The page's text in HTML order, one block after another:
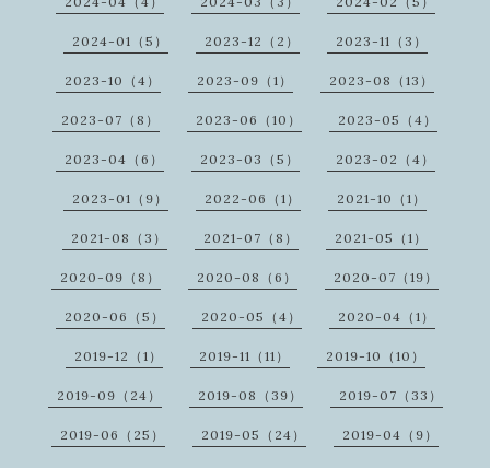
2024-01（5） 2023-12（2） 2023-11（3）
2023-10（4） 2023-09（1） 2023-08（13）
2023-07（8） 2023-06（10） 2023-05（4）
2023-04（6） 2023-03（5） 2023-02（4）
2023-01（9） 2022-06（1） 2021-10（1）
2021-08（3） 2021-07（8） 2021-05（1）
2020-09（8） 2020-08（6） 2020-07（19）
2020-06（5） 2020-05（4） 2020-04（1）
2019-12（1） 2019-11（11） 2019-10（10）
2019-09（24） 2019-08（39） 2019-07（33）
2019-06（25） 2019-05（24） 2019-04（9）